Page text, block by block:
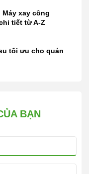
xay công
tiết từ A-Z
tối ưu cho quán
BẠN